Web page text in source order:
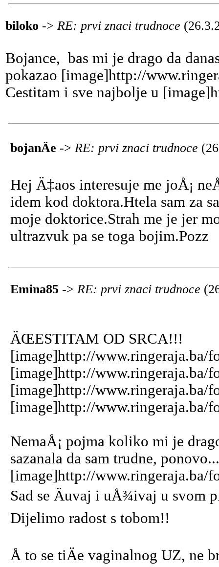
biloko -> RE: prvi znaci trudnoce
Bojance, bas mi je drago da
pokazao [image]http://
Cestitam i sve najbolje u
bojanÄe -> RE: prvi znaci trudnoce
Hej Ä‡aos interesuje me joÅ¡
idem kod doktora.Htela sam za
moje doktorice.Strah me je jer
ultrazvuk pa se toga bojim.Pozz
Emina85 -> RE: prvi znaci trudnoce
ÄŒESTITAM OD SRCA!!!
[image]http://www.ringeraja.ba/
[image]http://www.ringeraja.ba/
[image]http://www.ringeraja.ba/
[image]http://www.ringeraja.ba/
NemaÅ¡ pojma koliko mi je
sazanala da sam trudne, ponovo...
[image]http://www.ringeraja.ba/
Sad se Äuvaj i uÅ¾ivaj u svom
Dijelimo radost s tobom!!
Å to se tiÄe vaginalnog UZ, ne